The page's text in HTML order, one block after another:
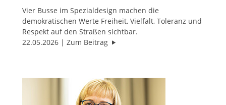
Vier Busse im Spezialdesign machen die
demokratischen Werte Freiheit, Vielfalt, Toleranz und
Respekt auf den Straßen sichtbar.
22.05.2026
Zum Beitrag "Flix und die SRB-Stiftung